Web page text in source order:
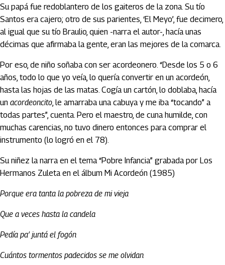
Su papá fue redoblantero de los gaiteros de la zona. Su tío
Santos era cajero; otro de sus parientes, ‘El Meyo’, fue decimero,
al igual que su tío Braulio, quien -narra el autor-, hacía unas
décimas que afirmaba la gente, eran las mejores de la comarca.
Por eso, de niño soñaba con ser acordeonero. “Desde los 5 o 6
años, todo lo que yo veía, lo quería convertir en un acordeón,
hasta las hojas de las matas. Cogía un cartón, lo doblaba, hacía
un acordeoncito, le amarraba una cabuya y me iba “tocando” a
todas partes”, cuenta. Pero el maestro, de cuna humilde, con
muchas carencias, no tuvo dinero entonces para comprar el
instrumento (lo logró en el 78).
Su niñez la narra en el tema “Pobre Infancia” grabada por Los
Hermanos Zuleta en el álbum Mi Acordeón (1985)
Porque era tanta la pobreza de mi vieja
Que a veces hasta la candela
Pedía pa’ juntá el fogón
Cuántos tormentos padecidos se me olvidan